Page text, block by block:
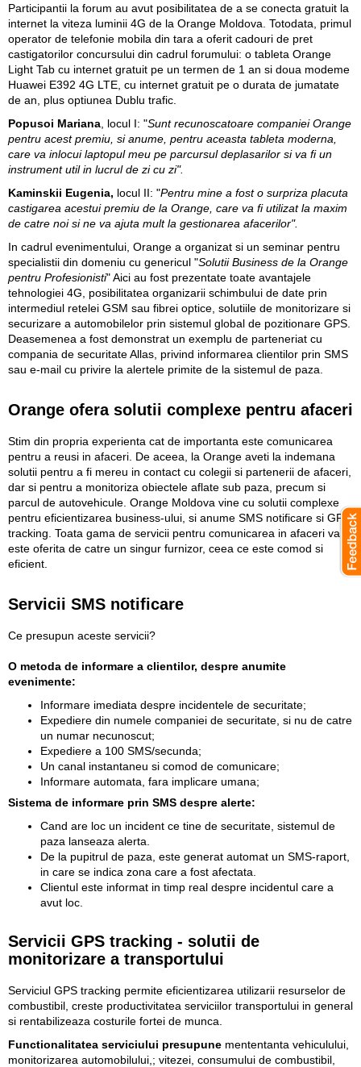
Participantii la forum au avut posibilitatea de a se conecta gratuit la
internet la viteza luminii 4G de la Orange Moldova. Totodata, primul
operator de telefonie mobila din tara a oferit cadouri de pret
castigatorilor concursului din cadrul forumului: o tableta Orange
Light Tab cu internet gratuit pe un termen de 1 an si doua modeme
Huawei E392 4G LTE, cu internet gratuit pe o durata de jumatate
de an, plus optiunea Dublu trafic.
Popusoi Mariana , locul I: "Sunt recunoscatoare companiei Orange
pentru acest premiu, si anume, pentru aceasta tableta moderna,
care va inlocui laptopul meu pe parcursul deplasarilor si va fi un
instrument util in lucrul de zi cu zi".
Kaminskii Eugenia, locul II: "Pentru mine a fost o surpriza placuta
castigarea acestui premiu de la Orange, care va fi utilizat la maxim
de catre noi si ne va ajuta mult la gestionarea afacerilor".
In cadrul evenimentului, Orange a organizat si un seminar pentru
specialistii din domeniu cu genericul "Solutii Business de la Orange
pentru Profesionisti" Aici au fost prezentate toate avantajele
tehnologiei 4G, posibilitatea organizarii schimbului de date prin
intermediul retelei GSM sau fibrei optice, solutiile de monitorizare si
securizare a automobilelor prin sistemul global de pozitionare GPS.
Deasemenea a fost demonstrat un exemplu de parteneriat cu
compania de securitate Allas, privind informarea clientilor prin SMS
sau e-mail cu privire la alertele primite de la sistemul de paza.
Orange ofera solutii complexe pentru afaceri
Stim din propria experienta cat de importanta este comunicarea
pentru a reusi in afaceri. De aceea, la Orange aveti la indemana
solutii pentru a fi mereu in contact cu colegii si partenerii de afaceri,
dar si pentru a monitoriza obiectele aflate sub paza, precum si
parcul de autovehicule. Orange Moldova vine cu solutii complexe
pentru eficientizarea business-ului, si anume SMS notificare si GPS
tracking. Toata gama de servicii pentru comunicarea in afaceri va
este oferita de catre un singur furnizor, ceea ce este comod si
eficient.
Servicii SMS notificare
Ce presupun aceste servicii?
O metoda de informare a clientilor, despre anumite
evenimente:
Informare imediata despre incidentele de securitate;
Expediere din numele companiei de securitate, si nu de catre
un numar necunoscut;
Expediere a 100 SMS/secunda;
Un canal instantaneu si comod de comunicare;
Informare automata, fara implicare umana;
Sistema de informare prin SMS despre alerte:
Cand are loc un incident ce tine de securitate, sistemul de
paza lanseaza alerta.
De la pupitrul de paza, este generat automat un SMS-raport,
in care se indica zona care a fost afectata.
Clientul este informat in timp real despre incidentul care a
avut loc.
Servicii GPS tracking - solutii de
monitorizare a transportului
Serviciul GPS tracking permite eficientizarea utilizarii resurselor de
combustibil, creste productivitatea serviciilor transportului in general
si rentabilizeaza costurile fortei de munca.
Functionalitatea serviciului presupune mententanta vehiculului,
monitorizarea automobilului,; vitezei, consumului de combustibil,